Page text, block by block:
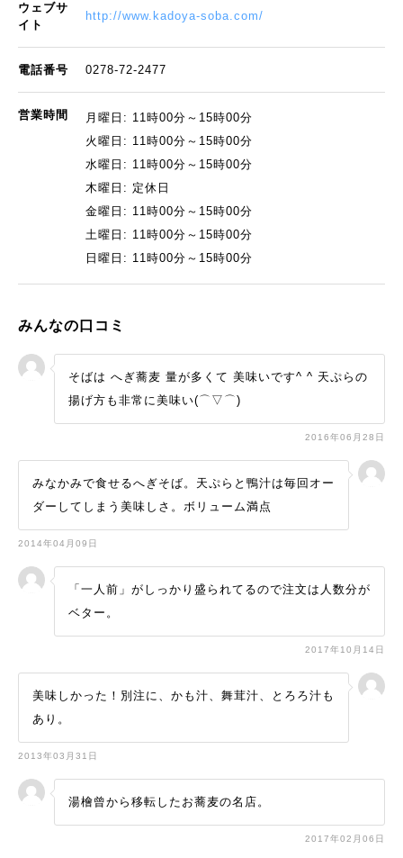
ウェブサ
イト
http://www.kadoya-soba.com/
電話番号 0278-72-2477
営業時間
月曜日: 11時00分～15時00分
火曜日: 11時00分～15時00分
水曜日: 11時00分～15時00分
木曜日: 定休日
金曜日: 11時00分～15時00分
土曜日: 11時00分～15時00分
日曜日: 11時00分～15時00分
みんなの口コミ
そばは へぎ蕎麦 量が多くて 美味いです^ ^ 天ぷらの
揚げ方も非常に美味い(⌒▽⌒)
2016年06月28日
みなかみで食せるへぎそば。天ぷらと鴨汁は毎回オー
ダーしてしまう美味しさ。ボリューム満点
2014年04月09日
「一人前」がしっかり盛られてるので注文は人数分が
ベター。
2017年10月14日
美味しかった！別注に、かも汁、舞茸汁、とろろ汁も
あり。
2013年03月31日
湯檜曾から移転したお蕎麦の名店。
2017年02月06日